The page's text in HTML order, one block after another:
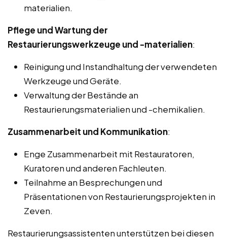
materialien.
Pflege und Wartung der
Restaurierungswerkzeuge und -materialien:
Reinigung und Instandhaltung der verwendeten
Werkzeuge und Geräte.
Verwaltung der Bestände an
Restaurierungsmaterialien und -chemikalien.
Zusammenarbeit und Kommunikation:
Enge Zusammenarbeit mit Restauratoren,
Kuratoren und anderen Fachleuten.
Teilnahme an Besprechungen und
Präsentationen von Restaurierungsprojekten in
Zeven.
Restaurierungsassistenten unterstützen bei diesen